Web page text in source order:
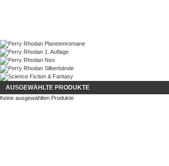
AUSGEWÄHLTE PRODUKTE
Keine ausgewählten Produkte